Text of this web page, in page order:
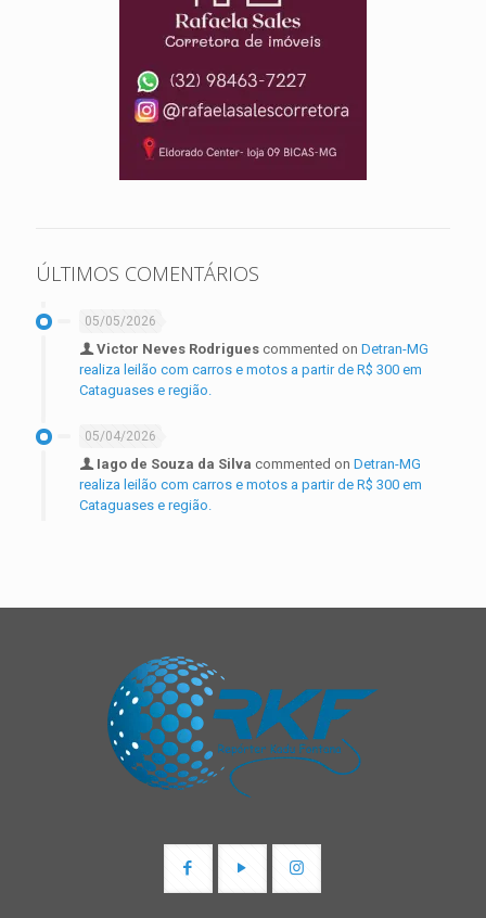
ÚLTIMOS COMENTÁRIOS
05/05/2026
Victor Neves Rodrigues commented on Detran-MG
realiza leilão com carros e motos a partir de R$ 300 em
Cataguases e região.
05/04/2026
Iago de Souza da Silva commented on Detran-MG
realiza leilão com carros e motos a partir de R$ 300 em
Cataguases e região.